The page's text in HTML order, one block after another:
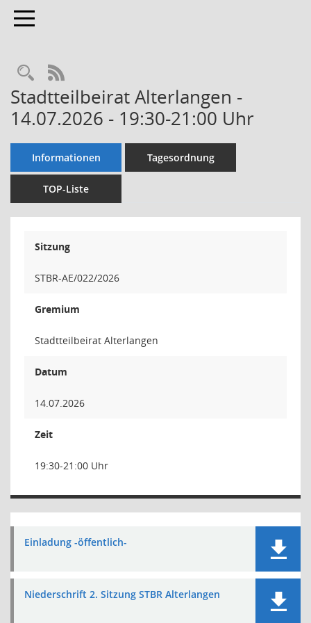
Toggle navigation
Rechercheauswahl
RSS-Feed
Stadtteilbeirat Alterlangen -
14.07.2026 - 19:30-21:00 Uhr
Informationen Tagesordnung
TOP-Liste
Sitzung
STBR-AE/022/2026
Gremium
Stadtteilbeirat Alterlangen
Datum
14.07.2026
Zeit
19:30-21:00 Uhr
Einladung -öffentlich-
Niederschrift 2. Sitzung STBR Alterlangen